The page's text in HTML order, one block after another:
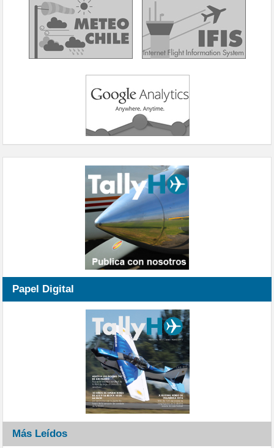
Papel Digital
Más Leídos